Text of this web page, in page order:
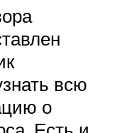
всю
о